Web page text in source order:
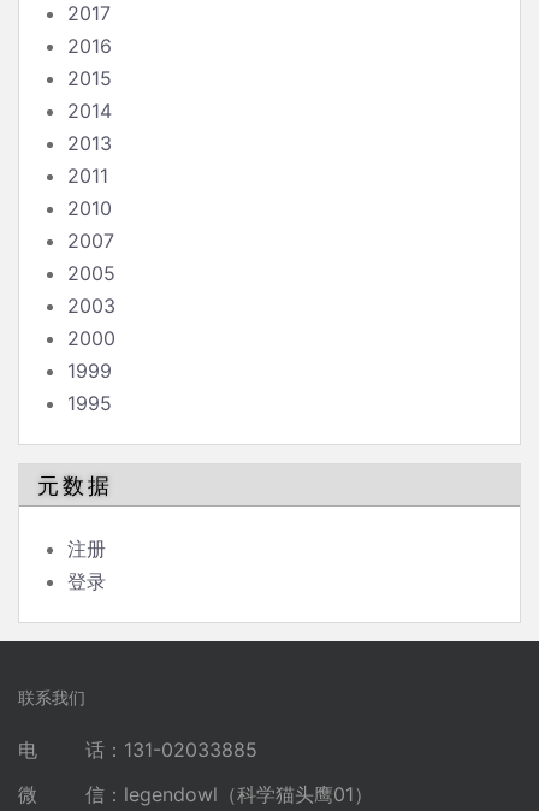
2017
2016
2015
2014
2013
2011
2010
2007
2005
2003
2000
1999
1995
元数据
注册
登录
联系我们
电 话：131-02033885
微 信：legendowl（科学猫头鹰01）